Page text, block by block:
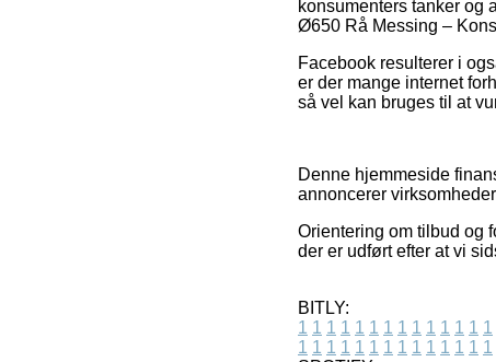
konsumenters tanker og
Ø650 Rå Messing –
Facebook resulterer i
er der mange internet
så vel kan bruges til at
Denne hjemmeside
annoncerer
Orientering om tilbud og
der er udført efter at vi
BITLY:
1 1 1 1 1 1 1 1 1 1 1 1 1 1
1 1 1 1 1 1 1 1 1 1 1 1 1 1